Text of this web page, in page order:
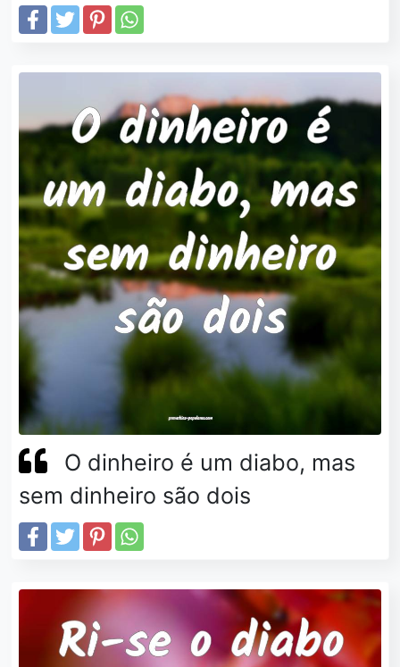
O dinheiro é um diabo, mas
sem dinheiro são dois